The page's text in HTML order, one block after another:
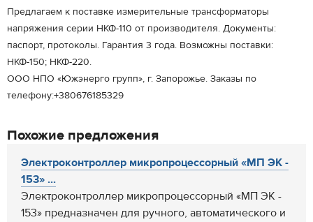
Предлагаем к поставке измерительные трансформаторы
напряжения серии НКФ-110 от производителя. Документы:
паспорт, протоколы. Гарантия 3 года. Возможны поставки:
НКФ-150; НКФ-220.
ООО НПО «Южэнерго групп», г. Запорожье. Заказы по
телефону:+380676185329
Похожие предложения
Электроконтроллер микропроцессорный «МП ЭК -
153» ...
Электроконтроллер микропроцессорный «МП ЭК -
153» предназначен для ручного, автоматического и